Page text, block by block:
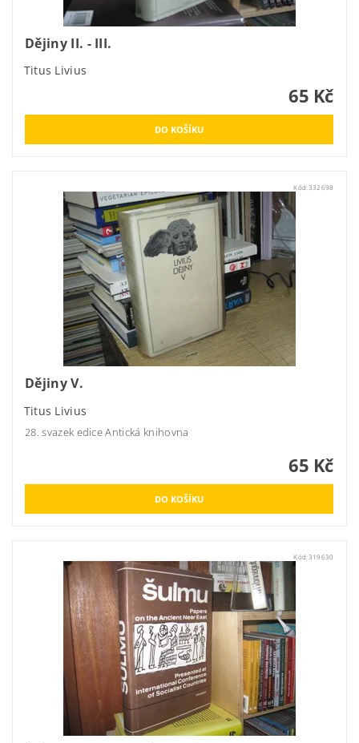
Dějiny II. - III.
Titus Livius
65 Kč
Kód:332698
Dějiny V.
Titus Livius
28. svazek edice Antická knihovna
65 Kč
Kód: 319630